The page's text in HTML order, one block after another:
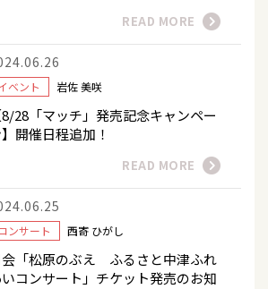
READ MORE
ベント 岩佐 美咲
8/28「マッチ」発売記念キャンペー
開催日程追加！
READ MORE
ンサート 西寄 ひがし
「松原のぶえ ふるさと中津ふれ
いコンサート」チケット発売のお知